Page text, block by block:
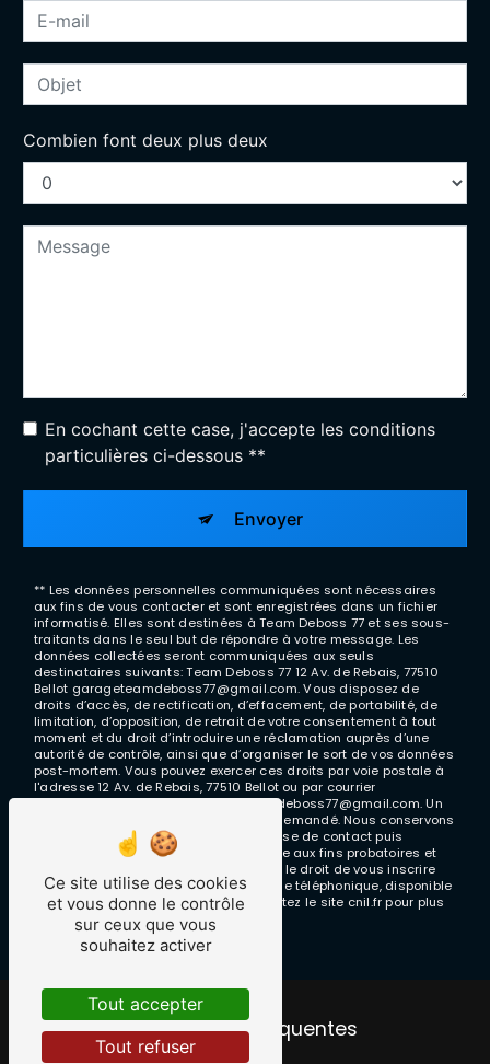
Combien font deux plus deux
En cochant cette case, j'accepte les conditions
particulières ci-dessous **
Envoyer
** Les données personnelles communiquées sont nécessaires
aux fins de vous contacter et sont enregistrées dans un fichier
informatisé. Elles sont destinées à Team Deboss 77 et ses sous-
traitants dans le seul but de répondre à votre message. Les
données collectées seront communiquées aux seuls
destinataires suivants: Team Deboss 77 12 Av. de Rebais, 77510
Bellot garageteamdeboss77@gmail.com. Vous disposez de
droits d’accès, de rectification, d’effacement, de portabilité, de
limitation, d’opposition, de retrait de votre consentement à tout
moment et du droit d’introduire une réclamation auprès d’une
autorité de contrôle, ainsi que d’organiser le sort de vos données
post-mortem. Vous pouvez exercer ces droits par voie postale à
l'adresse 12 Av. de Rebais, 77510 Bellot ou par courrier
électronique à l'adresse garageteamdeboss77@gmail.com. Un
justificatif d'identité pourra vous être demandé. Nous conservons
vos données pendant la période de prise de contact puis
pendant la durée de prescription légale aux fins probatoires et
de gestion des contentieux. Vous avez le droit de vous inscrire
sur la liste d'opposition au démarchage téléphonique, disponible
à cette adresse:Bloctel.gouv.fr. Consultez le site cnil.fr pour plus
d’informations sur vos droits.
Recherches fréquentes
Ce site utilise des cookies
et vous donne le contrôle
sur ceux que vous
souhaitez activer
Tout accepter
Tout refuser